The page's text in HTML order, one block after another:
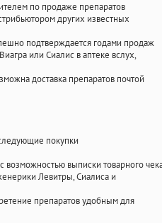
по продаже препаратов
других известных
подтверждается годами продаж
или Сиалис в аптеке вслух,
доставка препаратов почтой
покупки
выписки товарного
Левитры, Сиалиса и
препаратов удобным для